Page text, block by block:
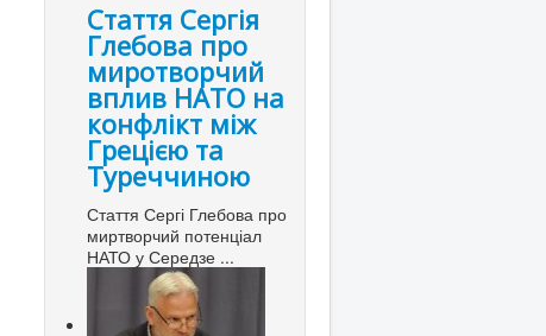
Стаття Сергія
Глебова про
миротворчий
вплив НАТО на
конфлікт між
Грецією та
Туреччиною
Стаття Сергі Глебова про
миртворчий потенціал
НАТО у Середзе ...